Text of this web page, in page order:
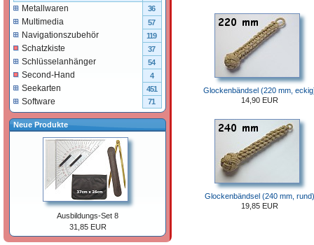
Glockenbändsel (220 mm,
14,90 EUR
Glockenbändsel (240 mm, rund)
19,85 EUR
Metallwaren 36
Multimedia 57
Navigationszubehör 119
Schatzkiste 37
Schlüsselanhänger 54
Second-Hand 4
Seekarten 451
Software 71
Neue Produkte
Ausbildungs-Set 8
31,85 EUR